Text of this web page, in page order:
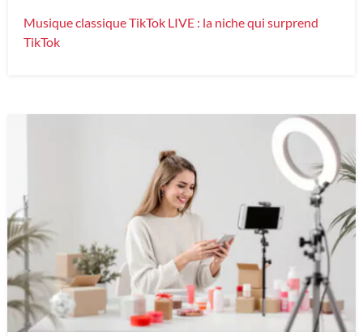
Musique classique TikTok LIVE : la niche qui surprend
TikTok